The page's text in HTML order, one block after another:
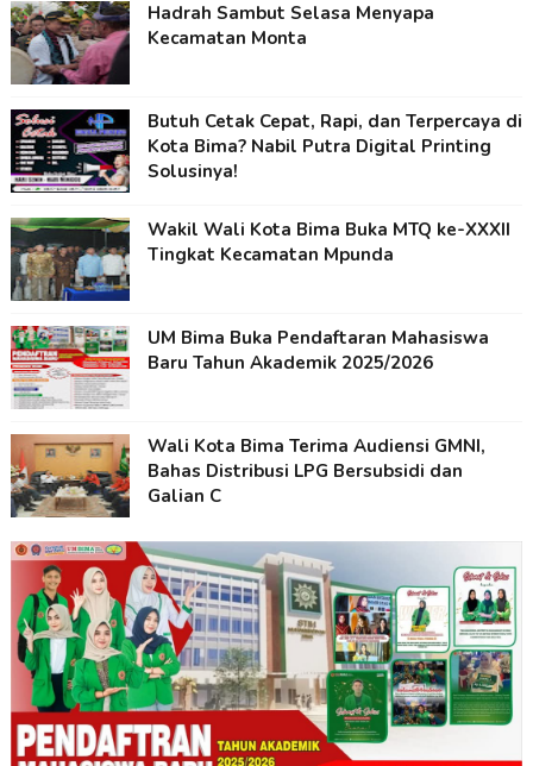
Hadrah Sambut Selasa Menyapa
Kecamatan Monta
Butuh Cetak Cepat, Rapi, dan Terpercaya di
Kota Bima? Nabil Putra Digital Printing
Solusinya!
Wakil Wali Kota Bima Buka MTQ ke-XXXII
Tingkat Kecamatan Mpunda
UM Bima Buka Pendaftaran Mahasiswa
Baru Tahun Akademik 2025/2026
Wali Kota Bima Terima Audiensi GMNI,
Bahas Distribusi LPG Bersubsidi dan
Galian C